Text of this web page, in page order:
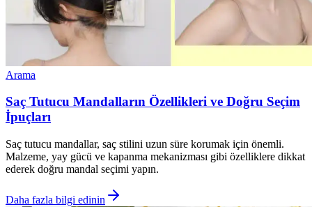
Arama
Saç Tutucu Mandalların Özellikleri ve Doğru Seçim
İpuçları
Saç tutucu mandallar, saç stilini uzun süre korumak için önemli.
Malzeme, yay gücü ve kapanma mekanizması gibi özelliklere dikkat
ederek doğru mandal seçimi yapın.
Daha fazla bilgi edinin